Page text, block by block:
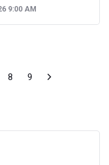
9:00 AM
8 9